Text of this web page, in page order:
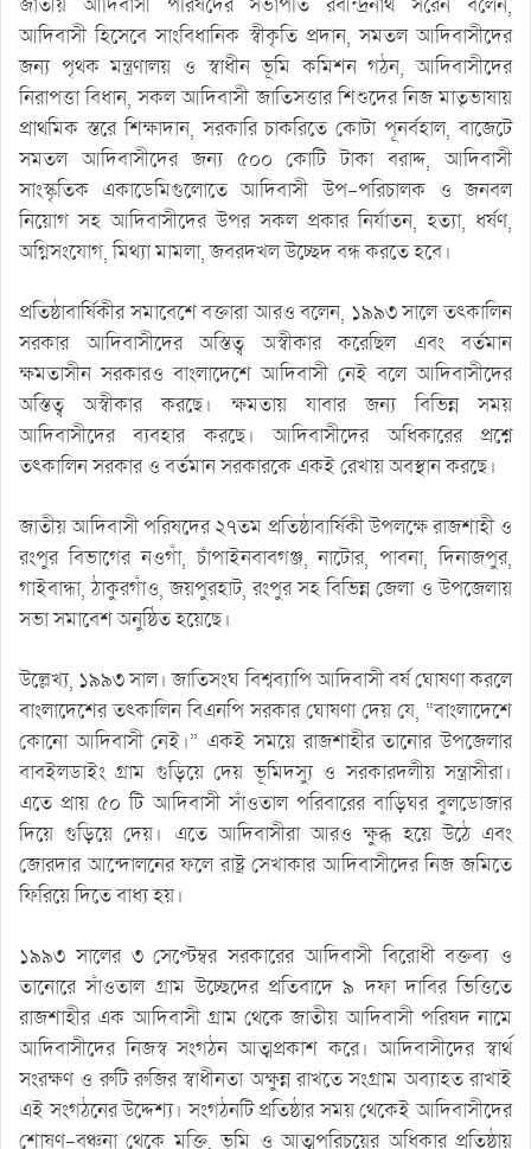
জাতীয় আদিবাসী পরিষদের সভাপতি রবীন্দ্রনাথ সরেন বলেন,
আদিবাসী হিসেবে সাংবিধানিক স্বীকৃতি প্রদান, সমতল আদিবাসীদের
জন্য পৃথক মন্ত্রণালয় ও স্বাধীন ভূমি কমিশন গঠন, আদিবাসীদের
নিরাপত্তা বিধান, সকল আদিবাসী জাতিসত্তার শিশুদের নিজ মাতৃভাষায়
প্রাথমিক স্তরে শিক্ষাদান, সরকারি চাকরিতে কোটা পূনর্বহাল, বাজেটে
সমতল আদিবাসীদের জন্য ৫০০ কোটি টাকা বরাদ্দ, আদিবাসী
সাংস্কৃতিক একাডেমিগুলোতে আদিবাসী উপ-পরিচালক ও জনবল
নিয়োগ সহ আদিবাসীদের উপর সকল প্রকার নির্যাতন, হত্যা, ধর্ষণ,
অগ্নিসংযোগ, মিথ্যা মামলা, জবরদখল উচ্ছেদ বন্ধ করতে হবে।
প্রতিষ্ঠাবার্ষিকীর সমাবেশে বক্তারা আরও বলেন, ১৯৯৩ সালে তৎকালিন
সরকার আদিবাসীদের অস্তিত্ব অস্বীকার করেছিল এবং বর্তমান
ক্ষমতাসীন সরকারও বাংলাদেশে আদিবাসী নেই বলে আদিবাসীদের
অস্তিত্ব অস্বীকার করছে। ক্ষমতায় যাবার জন্য বিভিন্ন সময়
আদিবাসীদের ব্যবহার করছে। আদিবাসীদের অধিকারের প্রশ্নে
তৎকালিন সরকার ও বর্তমান সরকারকে একই রেখায় অবস্থান করছে।
জাতীয় আদিবাসী পরিষদের ২৭তম প্রতিষ্ঠাবার্ষিকী উপলক্ষে রাজশাহী ও
রংপুর বিভাগের নওগাঁ, চাঁপাইনবাবগঞ্জ, নাটোর, পাবনা, দিনাজপুর,
গাইবান্ধা, ঠাকুরগাঁও, জয়পুরহাট, রংপুর সহ বিভিন্ন জেলা ও উপজেলায়
সভা সমাবেশ অনুষ্ঠিত হয়েছে।
উল্লেখ্য, ১৯৯৩ সাল। জাতিসংঘ বিশ্বব্যাপি আদিবাসী বর্ষ ঘোষণা করলে
বাংলাদেশের তৎকালিন বিএনপি সরকার ঘোষণা দেয় যে, “বাংলাদেশে
কোনো আদিবাসী নেই।” একই সময়ে রাজশাহীর তানোর উপজেলার
বাবইলডাইং গ্রাম গুড়িয়ে দেয় ভূমিদস্যু ও সরকারদলীয় সন্ত্রাসীরা।
এতে প্রায় ৫০ টি আদিবাসী সাঁওতাল পরিবারের বাড়িঘর বুলডোজার
দিয়ে গুড়িয়ে দেয়। এতে আদিবাসীরা আরও ক্ষুব্ধ হয়ে উঠে এবং
জোরদার আন্দোলনের ফলে রাষ্ট্র সেখাকার আদিবাসীদের নিজ জমিতে
ফিরিয়ে দিতে বাধ্য হয়।
১৯৯৩ সালের ৩ সেপ্টেম্বর সরকারের আদিবাসী বিরোধী বক্তব্য ও
তানোরে সাঁওতাল গ্রাম উচ্ছেদের প্রতিবাদে ৯ দফা দাবির ভিত্তিতে
রাজশাহীর এক আদিবাসী গ্রাম থেকে জাতীয় আদিবাসী পরিষদ নামে
আদিবাসীদের নিজস্ব সংগঠন আত্মপ্রকাশ করে। আদিবাসীদের স্বার্থ
সংরক্ষণ ও রুটি রুজির স্বাধীনতা অক্ষুন্ন রাখতে সংগ্রাম অব্যাহত রাখাই
এই সংগঠনের উদ্দেশ্য। সংগঠনটি প্রতিষ্ঠার সময় থেকেই আদিবাসীদের
শোষণ-বঞ্চনা থেকে মুক্তি, ভূমি ও আত্মপরিচয়ের অধিকার প্রতিষ্ঠায়